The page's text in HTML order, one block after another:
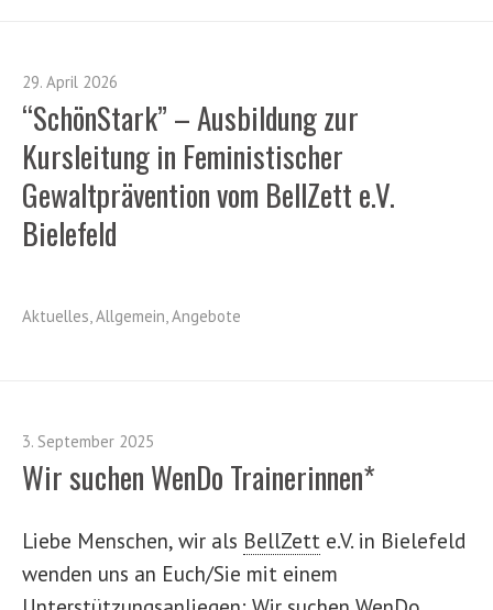
29. April 2026
“SchönStark” – Ausbildung zur
Kursleitung in Feministischer
Gewaltprävention vom BellZett e.V.
Bielefeld
Aktuelles,Allgemein,Angebote
3. September 2025
Wir suchen WenDo Trainerinnen*
Liebe Menschen, wir als BellZett e.V. in Bielefeld
wenden uns an Euch/Sie mit einem